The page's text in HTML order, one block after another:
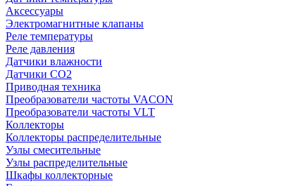
Аксессуары
Электромагнитные клапаны
Реле температуры
Реле давления
Датчики влажности
Датчики CO2
Приводная техника
Преобразователи частоты VACON
Преобразователи частоты VLT
Коллекторы
Коллекторы распределительные
Узлы смесительные
Узлы распределительные
Шкафы коллекторные